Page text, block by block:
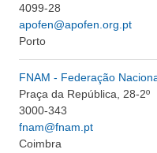
4099-28
apofen@apofen.org.pt
Porto
FNAM - Federação
Praça da República, 28-2º
3000-343
fnam@fnam.pt
Coimbra